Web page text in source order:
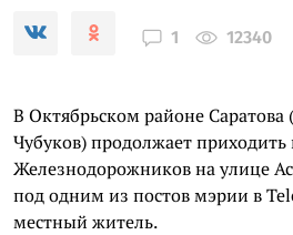
1 12340
В Октябрьском районе
Чубуков) продолжает приходить
Железнодорожников на улице
под одним из постов мэрии в
местный житель.